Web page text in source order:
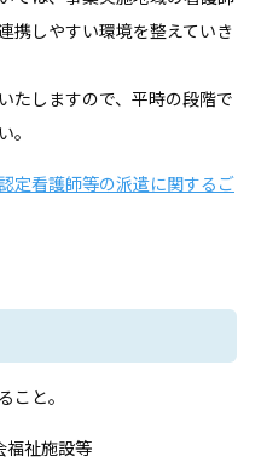
携しやすい環境を整えていき
たしますので、平時の段階で
。
定看護師等の派遣に関するご
こと。
福祉施設等